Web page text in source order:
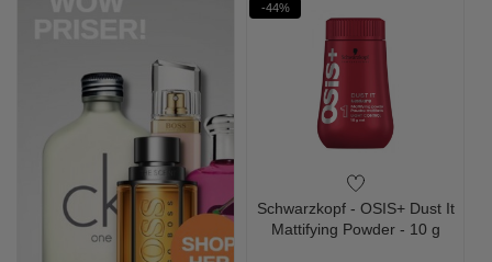
-44%
Schwarzkopf - OSIS+ Dust It
Mattifying Powder - 10 g